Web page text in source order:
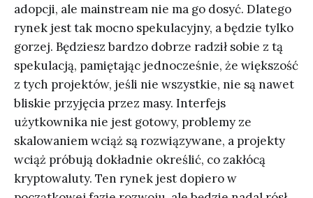
adopcji, ale mainstream nie ma go dosyć. Dlatego
rynek jest tak mocno spekulacyjny, a będzie tylko
gorzej. Będziesz bardzo dobrze radził sobie z tą
spekulacją, pamiętając jednocześnie, że większość
z tych projektów, jeśli nie wszystkie, nie są nawet
bliskie przyjęcia przez masy. Interfejs
użytkownika nie jest gotowy, problemy ze
skalowaniem wciąż są rozwiązywane, a projekty
wciąż próbują dokładnie określić, co zakłócą
kryptowaluty. Ten rynek jest dopiero w